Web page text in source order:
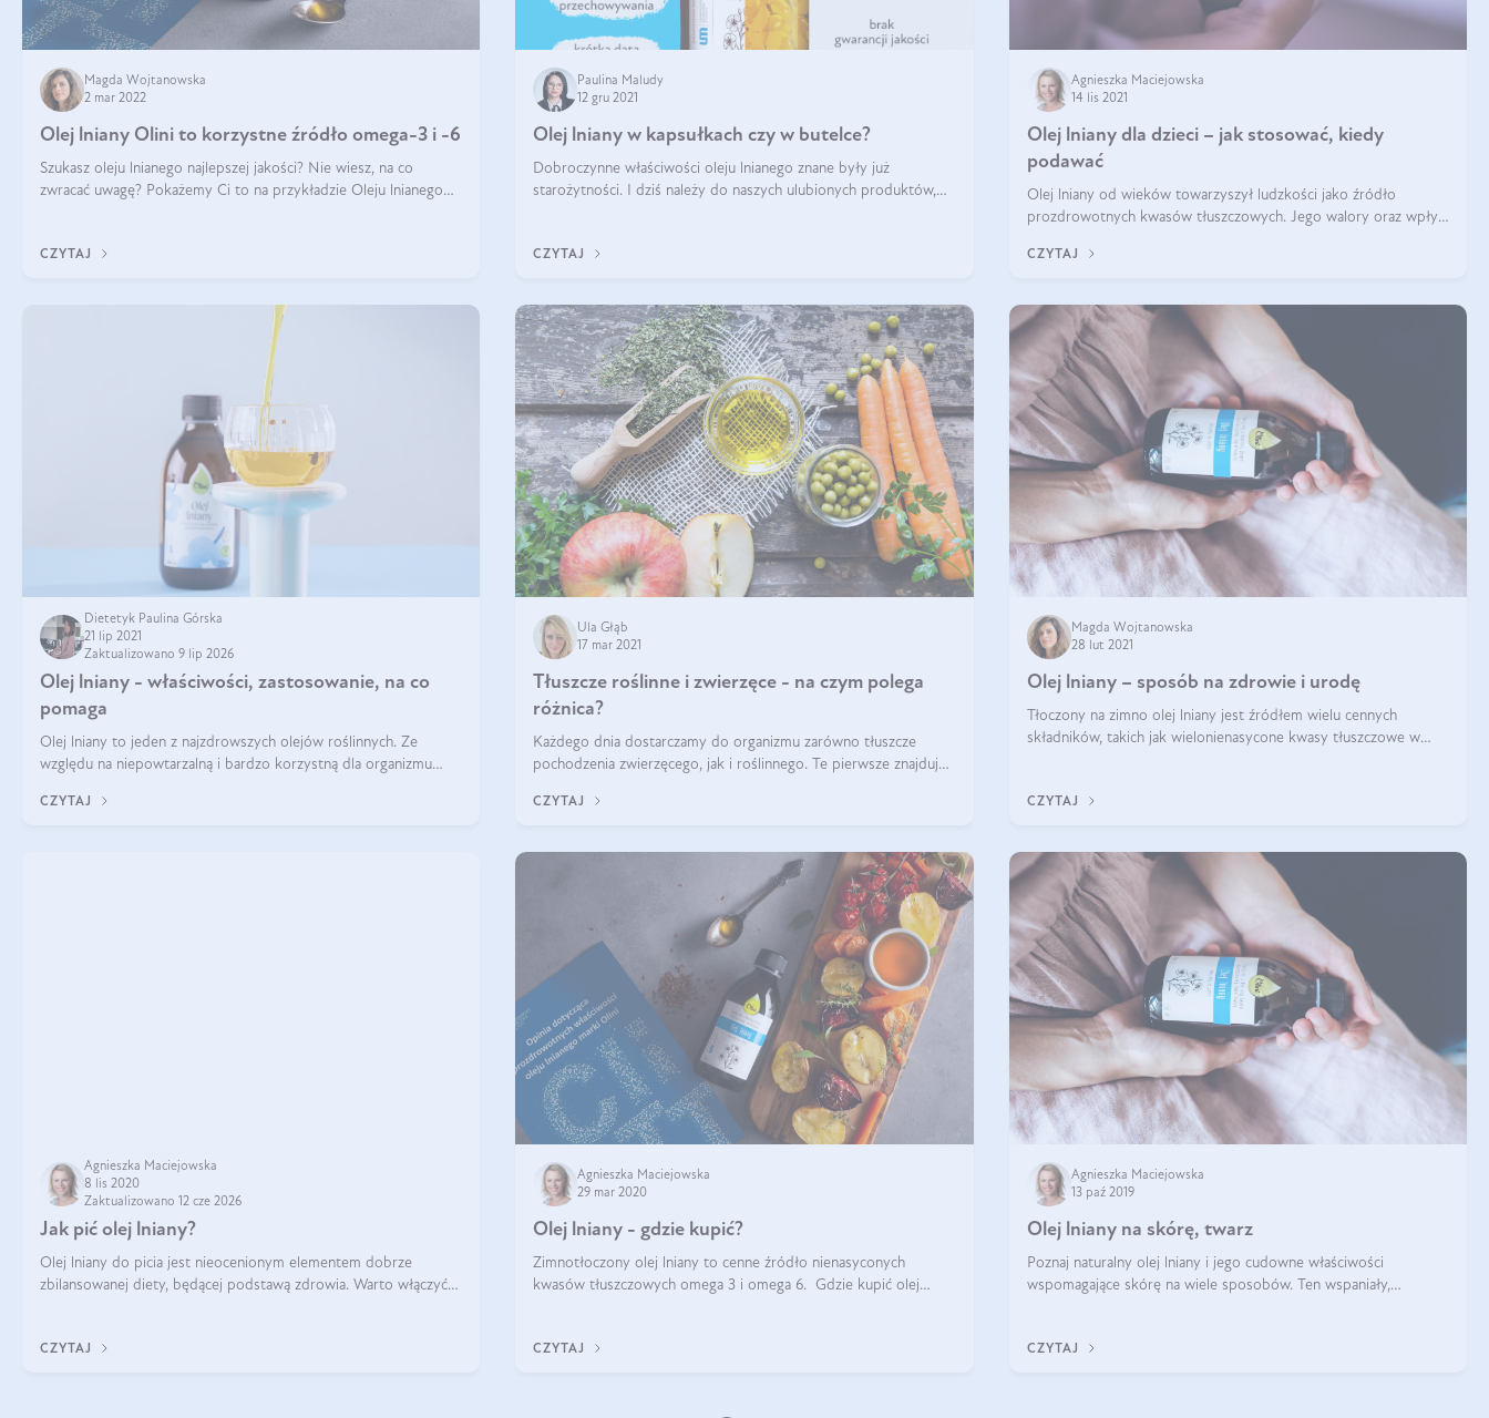
Magda Wojtanowska
2 mar 2022
Olej lniany Olini to korzystne źródło omega-3 i -6
Szukasz oleju lnianego najlepszej jakości? Nie wiesz, na co
zwracać uwagę? Pokażemy Ci to na przykładzie Oleju lnianego
CZYTAJ
Paulina Maludy
12 gru 2021
Olej lniany w kapsułkach czy w butelce?
Dobroczynne właściwości oleju lnianego znane były już
starożytności. I dziś należy do naszych ulubionych produktów,
CZYTAJ
Agnieszka Maciejowska
14 lis 2021
Olej lniany dla dzieci – jak stosować, kiedy
podawać
Olej lniany od wieków towarzyszył ludzkości jako źródło
prozdrowotnych kwasów tłuszczowych. Jego walory oraz wpływ
prekursora współczesnej medycy
CZYTAJ
Dietetyk Paulina Górska
21 lip 2021
Zaktualizowano 9 lip 2026
Olej lniany - właściwości, zastosowanie, na co
pomaga
Olej lniany to jeden z najzdrowszych olejów roślinnych. Ze
względu na niepowtarzalną i bardzo korzystną dla organizmu
zdrowej diety Zastanawias
CZYTAJ
Ula Głąb
17 mar 2021
Tłuszcze roślinne i zwierzęce - na czym polega
różnica?
Każdego dnia dostarczamy do organizmu zarówno tłuszcze
pochodzenia zwierzęcego, jak i roślinnego. Te pierwsze znajdują
spożywane są głó
CZYTAJ
Magda Wojtanowska
28 lut 2021
Olej lniany – sposób na zdrowie i urodę
Tłoczony na zimno olej lniany jest źródłem wielu cennych
składników, takich jak wielonienasycone kwasy tłuszczowe w
CZYTAJ
Agnieszka Maciejowska
8 lis 2020
Zaktualizowano 12 cze 2026
Jak pić olej lniany?
Olej lniany do picia jest nieocenionym elementem dobrze
zbilansowanej diety, będącej podstawą zdrowia. Warto włączyć
CZYTAJ
Agnieszka Maciejowska
29 mar 2020
Olej lniany - gdzie kupić?
Zimnotłoczony olej lniany to cenne źródło nienasyconych
kwasów tłuszczowych omega 3 i omega 6. Gdzie kupić olej
CZYTAJ
Agnieszka Maciejowska
13 paź 2019
Olej lniany na skórę, twarz
Poznaj naturalny olej lniany i jego cudowne właściwości
wspomagające skórę na wiele sposobów. Ten wspaniały,
CZYTAJ